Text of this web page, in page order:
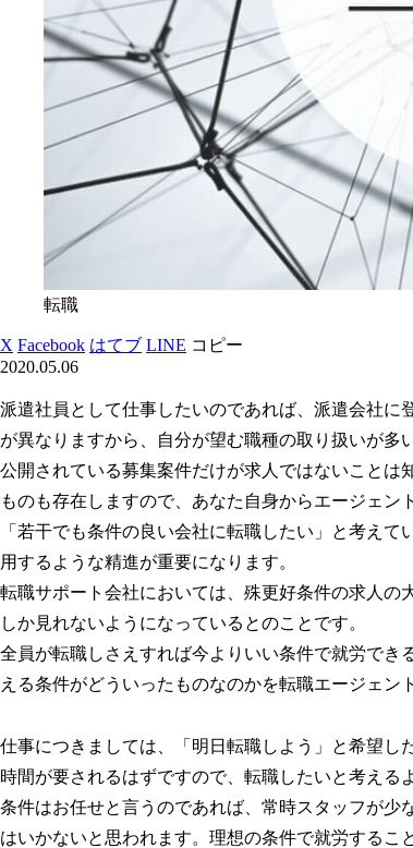
転職
X Facebook はてブ LINE コピー
2020.05.06
派遣社員として仕事したいのであれば、派遣会社
が異なりますから、自分が望む職種の取り扱いが多
公開されている募集案件だけが求人ではないことは
ものも存在しますので、あなた自身からエージェン
「若干でも条件の良い会社に転職したい」と考え
用するような精進が重要になります。
転職サポート会社においては、殊更好条件の求人の
しか見れないようになっているとのことです。
全員が転職しさえすれば今よりいい条件で就労で
える条件がどういったものなのかを転職エージェン
仕事につきましては、「明日転職しよう」と希望し
時間が要されるはずですので、転職したいと考える
条件はお任せと言うのであれば、常時スタッフが少
はいかないと思われます。理想の条件で就労する